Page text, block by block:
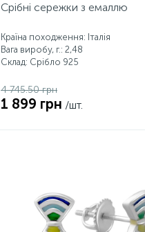
Срібні сережки з емаллю
Країна походження: Італія
Вага виробу, г.: 2,48
Склад: Срібло 925
4 745.50 грн
1 899 грн /шт.